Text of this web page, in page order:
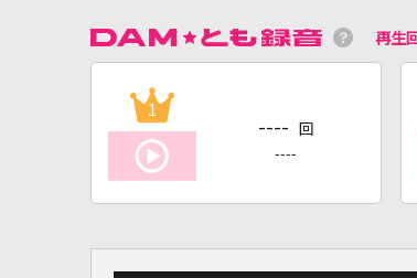
再生
1
---- 回
----